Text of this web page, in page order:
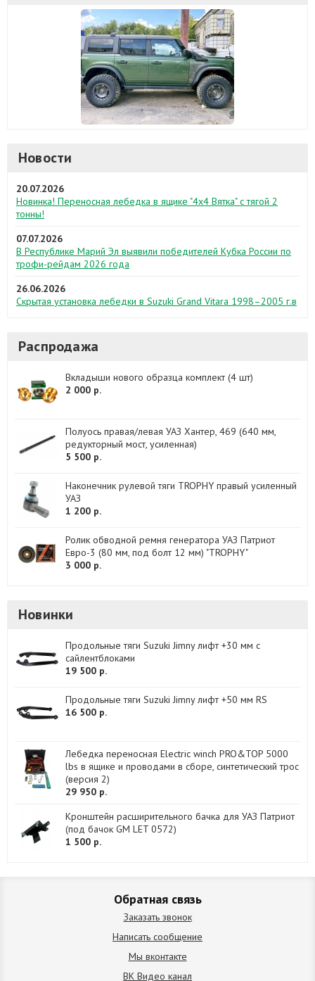
Новости
20.07.2026
Новинка! Переносная лебедка в ящике "4х4 Вятка" с тягой 2
тонны!
07.07.2026
В Республике Марий Эл выявили победителей Кубка России по
трофи-рейдам 2026 года
26.06.2026
Скрытая установка лебедки в Suzuki Grand Vitara 1998–2005 г.в
Распродажа
Вкладыши нового образца комплект (4 шт)
2 000 р.
Полуось правая/левая УАЗ Хантер, 469 (640 мм,
редукторный мост, усиленная)
5 500 р.
Наконечник рулевой тяги TROPHY правый усиленный
УАЗ
1 200 р.
Ролик обводной ремня генератора УАЗ Патриот
Евро-3 (80 мм, под болт 12 мм) "TROPHY"
3 000 р.
Новинки
Продольные тяги Suzuki Jimny лифт +30 мм с
сайлентблоками
19 500 р.
Продольные тяги Suzuki Jimny лифт +50 мм RS
16 500 р.
Лебедка переносная Electric winch PRO&TOP 5000
lbs в ящике и проводами в сборе, синтетический трос
(версия 2)
29 950 р.
Кронштейн расширительного бачка для УАЗ Патриот
(под бачок GM LET 0572)
1 500 р.
Обратная связь
Заказать звонок
Написать сообщение
Мы вконтакте
ВК Видео канал